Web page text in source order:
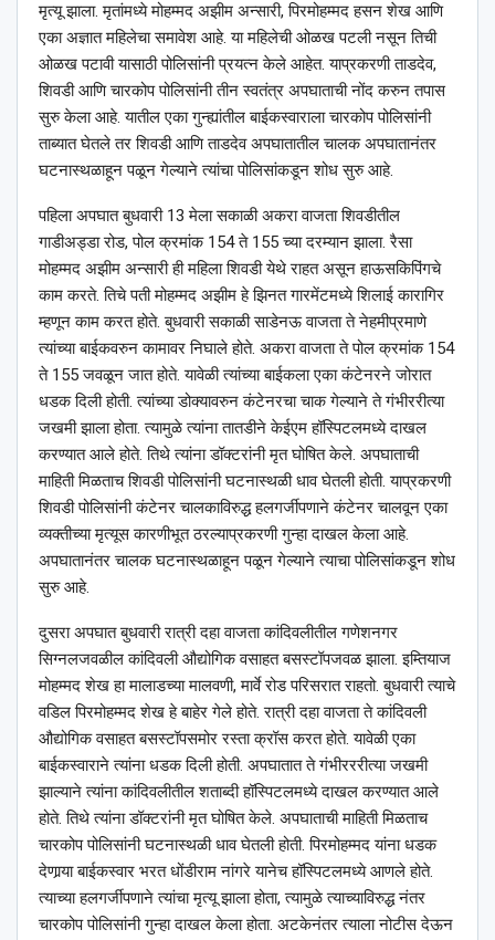
मृत्यू झाला. मृतांमध्ये मोहम्मद अझीम अन्सारी, पिरमोहम्मद हसन शेख आणि
एका अज्ञात महिलेचा समावेश आहे. या महिलेची ओळख पटली नसून तिची
ओळख पटावी यासाठी पोलिसांनी प्रयत्न केले आहेत. याप्रकरणी ताडदेव,
शिवडी आणि चारकोप पोलिसांनी तीन स्वतंत्र अपघाताची नोंद करुन तपास
सुरु केला आहे. यातील एका गुन्ह्यांतील बाईकस्वाराला चारकोप पोलिसांनी
ताब्यात घेतले तर शिवडी आणि ताडदेव अपघातातील चालक अपघातानंतर
घटनास्थळाहून पळून गेल्याने त्यांचा पोलिसांकडून शोध सुरु आहे.
पहिला अपघात बुधवारी 13 मेला सकाळी अकरा वाजता शिवडीतील
गाडीअड्डा रोड, पोल क्रमांक 154 ते 155 च्या दरम्यान झाला. रैसा
मोहम्मद अझीम अन्सारी ही महिला शिवडी येथे राहत असून हाऊसकिपिंगचे
काम करते. तिचे पती मोहम्मद अझीम हे झिनत गारमेंटमध्ये शिलाई कारागिर
म्हणून काम करत होते. बुधवारी सकाळी साडेनऊ वाजता ते नेहमीप्रमाणे
त्यांच्या बाईकवरुन कामावर निघाले होते. अकरा वाजता ते पोल क्रमांक 154
ते 155 जवळून जात होते. यावेळी त्यांच्या बाईकला एका कंटेनरने जोरात
धडक दिली होती. त्यांच्या डोक्यावरुन कंटेनरचा चाक गेल्याने ते गंभीररीत्या
जखमी झाला होता. त्यामुळे त्यांना तातडीने केईएम हॉस्पिटलमध्ये दाखल
करण्यात आले होते. तिथे त्यांना डॉक्टरांनी मृत घोषित केले. अपघाताची
माहिती मिळताच शिवडी पोलिसांनी घटनास्थळी धाव घेतली होती. याप्रकरणी
शिवडी पोलिसांनी कंटेनर चालकाविरुद्ध हलगर्जीपणाने कंटेनर चालवून एका
व्यक्तीच्या मृत्यूस कारणीभूत ठरल्याप्रकरणी गुन्हा दाखल केला आहे.
अपघातानंतर चालक घटनास्थळाहून पळून गेल्याने त्याचा पोलिसांकडून शोध
सुरु आहे.
दुसरा अपघात बुधवारी रात्री दहा वाजता कांदिवलीतील गणेशनगर
सिग्नलजवळील कांदिवली औद्योगिक वसाहत बसस्टॉपजवळ झाला. इम्तियाज
मोहम्मद शेख हा मालाडच्या मालवणी, मार्वे रोड परिसरात राहतो. बुधवारी त्याचे
वडिल पिरमोहम्मद शेख हे बाहेर गेले होते. रात्री दहा वाजता ते कांदिवली
औद्योगिक वसाहत बसस्टॉपसमोर रस्ता क्रॉस करत होते. यावेळी एका
बाईकस्वाराने त्यांना धडक दिली होती. अपघातात ते गंभीरररीत्या जखमी
झाल्याने त्यांना कांदिवलीतील शताब्दी हॉस्पिटलमध्ये दाखल करण्यात आले
होते. तिथे त्यांना डॉक्टरांनी मृत घोषित केले. अपघाताची माहिती मिळताच
चारकोप पोलिसांनी घटनास्थळी धाव घेतली होती. पिरमोहम्मद यांना धडक
देणार्‍या बाईकस्वार भरत धोंडीराम नांगरे यानेच हॉस्पिटलमध्ये आणले होते.
त्याच्या हलगर्जीपणाने त्यांचा मृत्यू झाला होता, त्यामुळे त्याच्याविरुद्ध नंतर
चारकोप पोलिसांनी गुन्हा दाखल केला होता. अटकेनंतर त्याला नोटीस देऊन